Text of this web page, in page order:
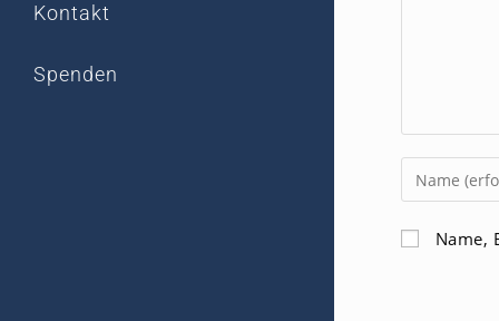
Kontakt
Spenden
Gib
deinen
Namen
oder
Name,